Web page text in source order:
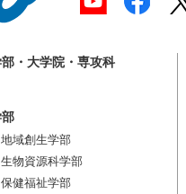
・大学院・専攻科
地域創生学部
生物資源科学部
保健福祉学部